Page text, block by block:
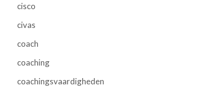
cisco
civas
coach
coaching
coachingsvaardigheden